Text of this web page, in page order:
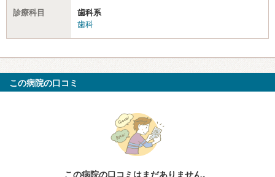
診療科目
歯科系
歯科
この病院の口コミ
この病院の口コミはまだありません。